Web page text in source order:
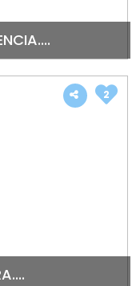
2